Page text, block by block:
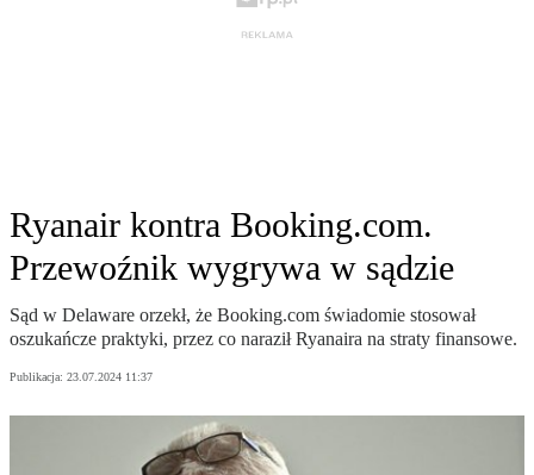
Ryanair kontra Booking.com.
Przewoźnik wygrywa w sądzie
Sąd w Delaware orzekł, że Booking.com świadomie stosował
oszukańcze praktyki, przez co naraził Ryanaira na straty finansowe.
Publikacja: 23.07.2024 11:37